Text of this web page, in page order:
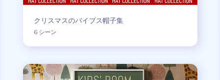
クリスマスのバイブス帽子集
6 シーン